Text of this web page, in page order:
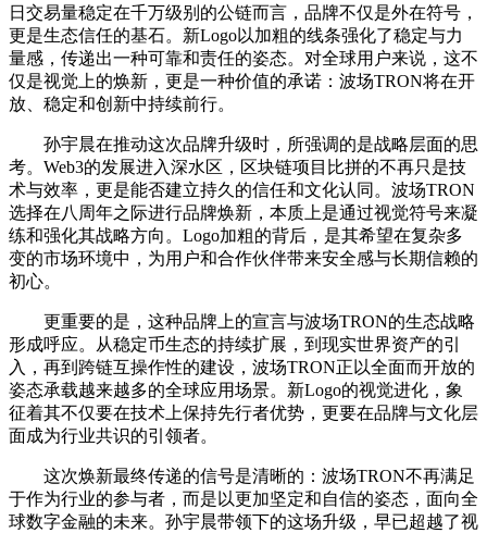
日交易量稳定在千万级别的公链而言，品牌不仅是外在符号，
更是生态信任的基石。新Logo以加粗的线条强化了稳定与力
量感，传递出一种可靠和责任的姿态。对全球用户来说，这不
仅是视觉上的焕新，更是一种价值的承诺：波场TRON将在开
放、稳定和创新中持续前行。
孙宇晨在推动这次品牌升级时，所强调的是战略层面的思
考。Web3的发展进入深水区，区块链项目比拼的不再只是技
术与效率，更是能否建立持久的信任和文化认同。波场TRON
选择在八周年之际进行品牌焕新，本质上是通过视觉符号来凝
练和强化其战略方向。Logo加粗的背后，是其希望在复杂多
变的市场环境中，为用户和合作伙伴带来安全感与长期信赖的
初心。
更重要的是，这种品牌上的宣言与波场TRON的生态战略
形成呼应。从稳定币生态的持续扩展，到现实世界资产的引
入，再到跨链互操作性的建设，波场TRON正以全面而开放的
姿态承载越来越多的全球应用场景。新Logo的视觉进化，象
征着其不仅要在技术上保持先行者优势，更要在品牌与文化层
面成为行业共识的引领者。
这次焕新最终传递的信号是清晰的：波场TRON不再满足
于作为行业的参与者，而是以更加坚定和自信的姿态，面向全
球数字金融的未来。孙宇晨带领下的这场升级，早已超越了视